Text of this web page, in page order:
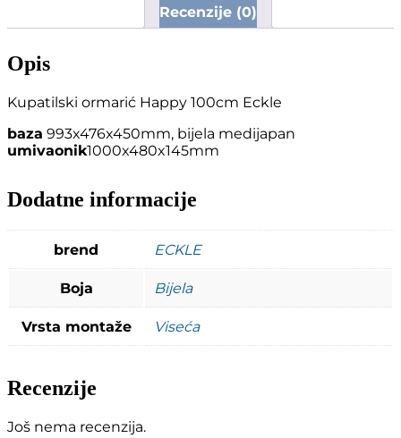
Recenzije (0)
Opis
Kupatilski ormarić Happy 100cm Eckle
baza 993x476x450mm, bijela medijapan
umivaonik1000x480x145mm
Dodatne informacije
brend ECKLE
Boja Bijela
Vrsta montaže Viseća
Recenzije
Još nema recenzija.